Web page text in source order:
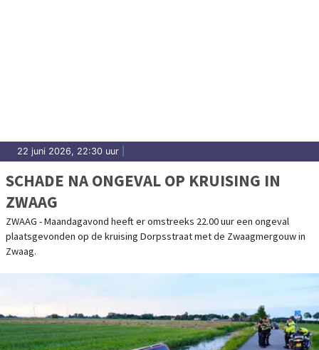
22 juni 2026, 22:30 uur
SCHADE NA ONGEVAL OP KRUISING IN
ZWAAG
ZWAAG - Maandagavond heeft er omstreeks 22.00 uur een ongeval
plaatsgevonden op de kruising Dorpsstraat met de Zwaagmergouw in
Zwaag.